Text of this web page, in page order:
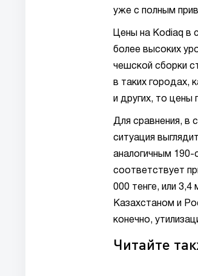
уже с полным
Цены на Kodiaq в
более высоких
чешской сборки
в таких городах,
и других, то
Для сравнения, в
ситуация
аналогичным
соответствует
000 тенге, или
Казахстаном и
конечно,
Читайте